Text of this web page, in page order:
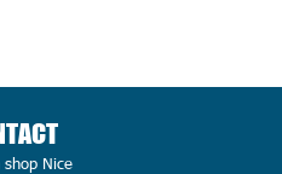
shop Nice